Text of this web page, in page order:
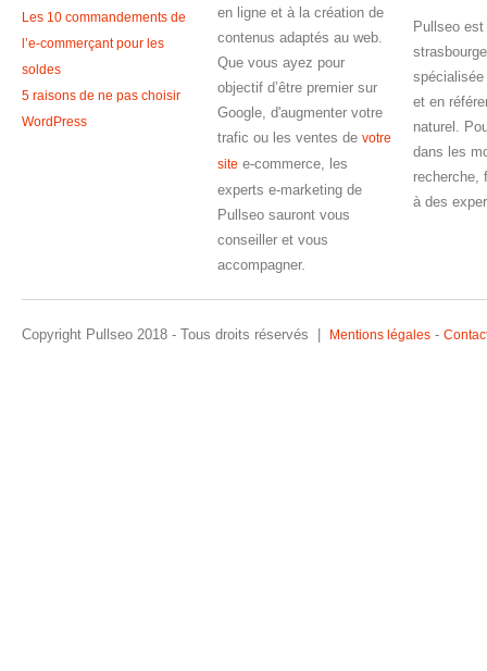
Les 10 commandements de
l’e-commerçant pour les
soldes
5 raisons de ne pas choisir
WordPress
en ligne et à la création de
contenus adaptés au web.
Que vous ayez pour
objectif d’être premier sur
Google, d'augmenter votre
trafic ou les ventes de votre
site e-commerce, les
experts e-marketing de
Pullseo sauront vous
conseiller et vous
accompagner.
Pullseo
et en
naturel.
dans les
recherche,
à des
Copyright Pullseo 2018 - Tous droits réservés | Mentions légales -